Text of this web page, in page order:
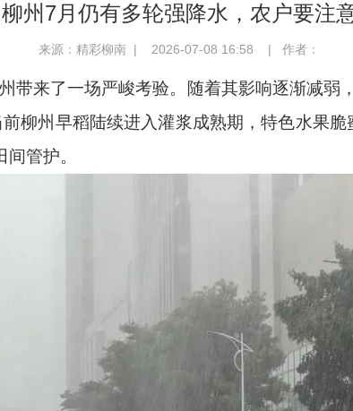
州7月仍有多轮强降水，农户要注
来源：精彩柳南 | 2026-07-08 16:58 | 作者：
带来了一场严峻考验。随着其影响逐渐减弱
柳州早稻陆续进入灌浆成熟期，特色水果
管护。